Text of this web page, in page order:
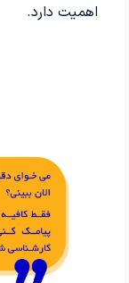
اهمیت دارد.